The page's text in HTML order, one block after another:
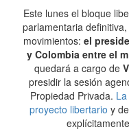
Este lunes el bloque
parlamentaria
movimientos: el
y Colombia entre el
quedará a cargo de
presidir la sesión
Propiedad Privada.
proyecto libertario y